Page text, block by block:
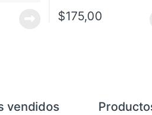
$175,00
vendidos